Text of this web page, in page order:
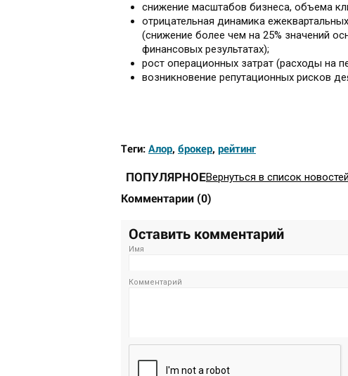
снижение масштабов бизнеса, объема
отрицательная динамика
(снижение более чем на 25% значений
финансовых результатах);
рост операционных затрат (расходы на
возникновение репутационных рисков
Теги: Алор, брокер, рейтинг
ПОПУЛЯРНОЕВернуться в список новостей
Комментарии (0)
Оставить комментарий
Имя
Комментарий